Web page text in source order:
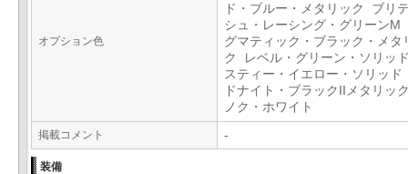
オプション色
ド・ブルー・メタリック ブリ
シュ・レーシング・グリーンM
グマティック・ブラック・メタ
ク レベル・グリーン・ソリッ
スティー・イエロー・ソリッ
ドナイト・ブラックIIメタリッ
ノク・ホワイト
掲載コメント -
装備